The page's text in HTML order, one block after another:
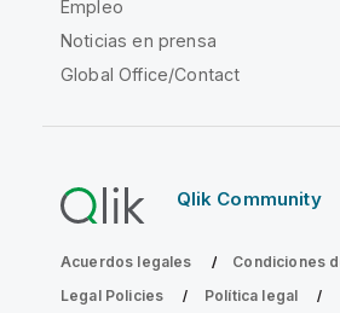
Empleo
Noticias en prensa
Global Office/Contact
Qlik Community
Acuerdos legales
Condiciones
Legal Policies
Política legal